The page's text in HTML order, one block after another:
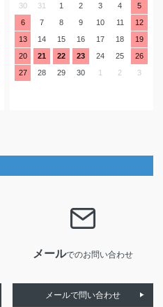
30 31 1 2 3 4
5
6
7 8 9 10 11
12
13
14 15 16 17 18
19
20
21 22 23 24 25
26
27
28 29 30 1 2 3
メールでのお問い合わせ
メールで問い合わせ